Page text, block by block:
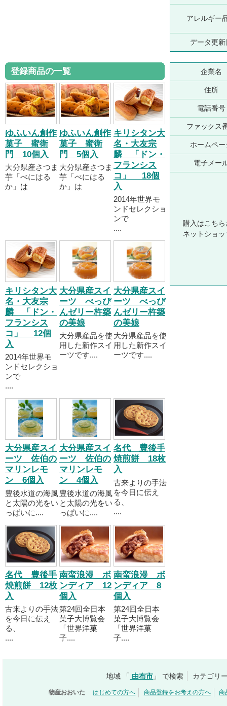
アレルギー
データ更新
登録商品の一覧
ゆふいん創作
菓子 蜜衛
門 10個入
大分県産さつま
芋「べにはる
か」は
ゆふいん創作
菓子 蜜衛
門 5個入
大分県産さつま
芋「べにはる
か」は
キリシタン大
名・大友宗
麟 「ドン・
フランシス
コ」 18個
入
2014年世界モ
ンドセレクショ
ンで
....
キリシタン大
名・大友宗
麟 「ドン・
フランシス
コ」 12個
入
2014年世界モ
ンドセレクショ
ンで
....
大分県産スイ
ーツ べっぴ
んゼリー杵築
の美娘
大分県産品を使
用した新作スイ
ーツです....
大分県産スイ
ーツ べっぴ
んゼリー杵築
の美娘
大分県産品を使
用した新作スイ
ーツです....
大分県産スイ
ーツ 佐伯の
マリンレモ
ン 6個入
豊後水道の海風
と太陽の光をい
っぱいに....
大分県産スイ
ーツ 佐伯の
マリンレモ
ン 4個入
豊後水道の海風
と太陽の光をい
っぱいに....
名代 豊後手
焼煎餅 18枚
入
古来よりの手法
を今日に伝え
る、
....
名代 豊後手
焼煎餅 12枚
入
古来よりの手法
を今日に伝え
る、
....
南蛮浪漫 ボ
ンディア 12
個入
第24回全日本
菓子大博覧会
「世界洋菓
子....
南蛮浪漫 ボ
ンディア 8
個入
第24回全日本
菓子大博覧会
「世界洋菓
子....
企業名
住所
電話番号
ファックス
ホームペー
電子メー
購入はこちら
ネットショ
地域 「 由布市 」 で検索 カテゴリ
物産おおいた はじめての方へ 商品登録をお考えの方へ 商